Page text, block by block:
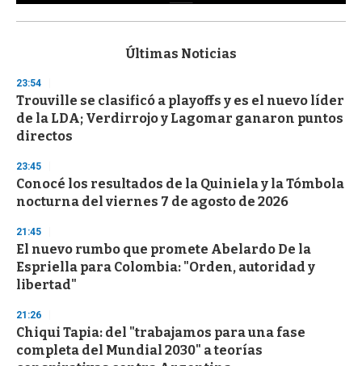
s
d
s
o
f
3
s
e
c
o
d
s
Últimas Noticias
23:54
Trouville se clasificó a playoffs y es el nuevo líder
de la LDA; Verdirrojo y Lagomar ganaron puntos
directos
23:45
Conocé los resultados de la Quiniela y la Tómbola
nocturna del viernes 7 de agosto de 2026
21:45
El nuevo rumbo que promete Abelardo De la
Espriella para Colombia: "Orden, autoridad y
libertad"
21:26
Chiqui Tapia: del "trabajamos para una fase
completa del Mundial 2030" a teorías